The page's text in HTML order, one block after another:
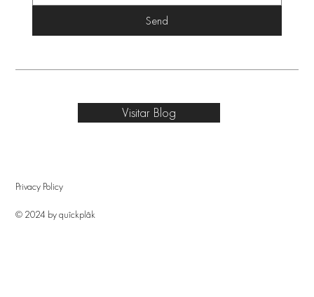
Send
Privacy Policy
© 2024 by quîckplâk
Visitar Blog